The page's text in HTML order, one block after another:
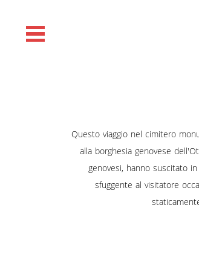
Questo viaggio nel cimitero
alla borghesia genovese
genovesi, hanno suscitato
sfuggente al visitatore